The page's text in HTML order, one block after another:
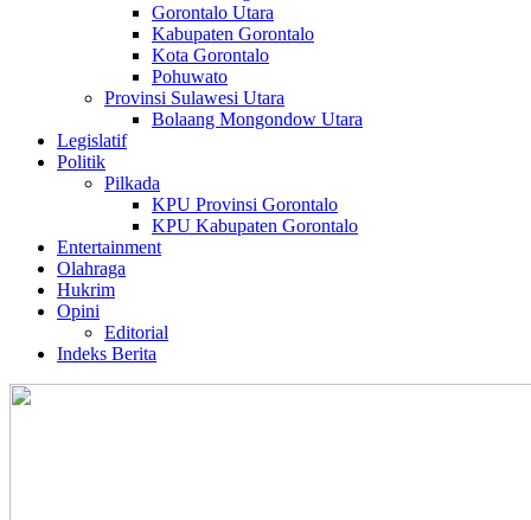
Gorontalo Utara
Kabupaten Gorontalo
Kota Gorontalo
Pohuwato
Provinsi Sulawesi Utara
Bolaang Mongondow Utara
Legislatif
Politik
Pilkada
KPU Provinsi Gorontalo
KPU Kabupaten Gorontalo
Entertainment
Olahraga
Hukrim
Opini
Editorial
Indeks Berita